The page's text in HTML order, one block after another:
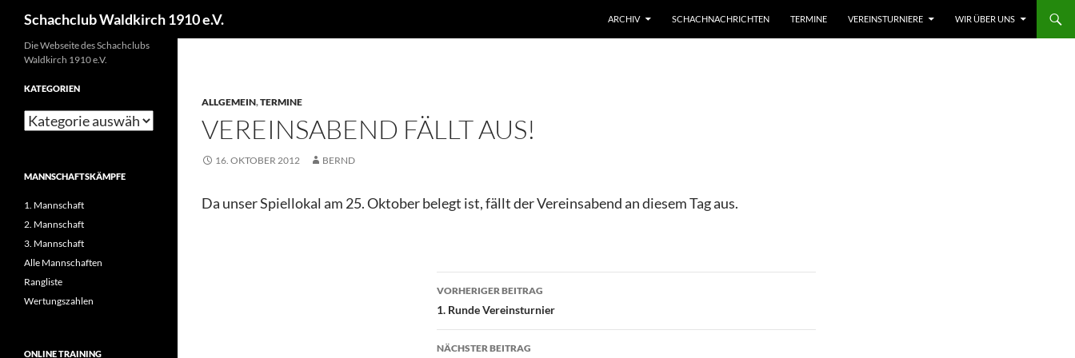
Schachclub Waldkirch 1910 e.V. ARCHIV SCHACHNACHRICHTEN TERMINE VEREINSTURNIERE WIR ÜBER UNS
ALLGEMEIN,TERMINE
VEREINSABEND FÄLLT AUS!
16. OKTOBER 2012 BERND
Da unser Spiellokal am 25. Oktober belegt ist, fällt der Vereinsabend an diesem Tag aus.
VORHERIGER BEITRAG
1. Runde Vereinsturnier
NÄCHSTER BEITRAG
Die Webseite des Schachclubs
Waldkirch 1910 e.V.
KATEGORIEN
MANNSCHAFTSKÄMPFE
1. Mannschaft
2. Mannschaft
3. Mannschaft
Alle Mannschaften
Rangliste
Wertungszahlen
ONLINE TRAINING